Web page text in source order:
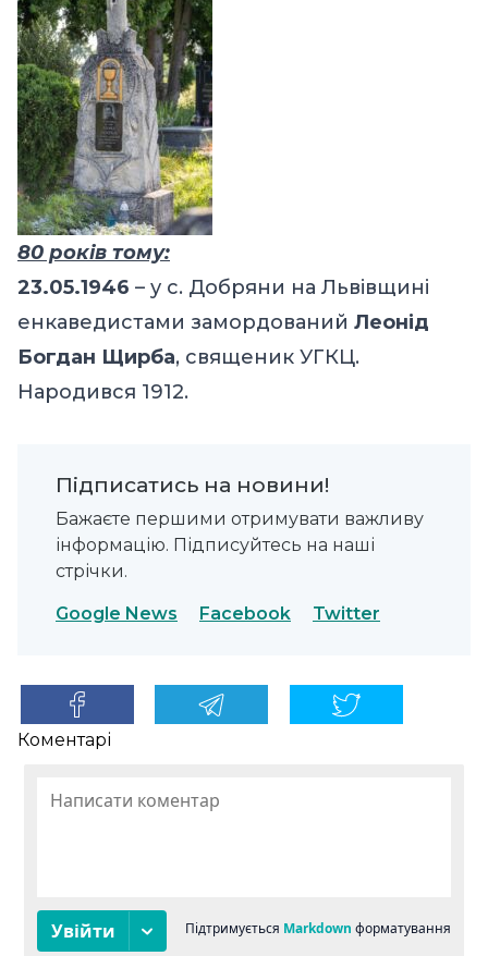
80 років тому:
23.05.1946 – у с. Добряни на Львівщині
енкаведистами замордований Леонід
Богдан Щирба, священик УГКЦ.
Народився 1912.
Підписатись на новини!
Бажаєте першими отримувати важливу
інформацію. Підписуйтесь на наші
стрічки.
Google News Facebook Twitter
Коментарі